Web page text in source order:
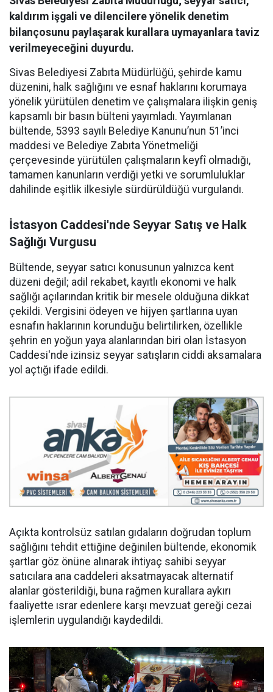
kaldırım işgali ve dilencilere yönelik denetim
bilançosunu paylaşarak kurallara uymayanlara taviz
verilmeyeceğini duyurdu.
Sivas Belediyesi Zabıta Müdürlüğü, şehirde kamu
düzenini, halk sağlığını ve esnaf haklarını korumaya
yönelik yürütülen denetim ve çalışmalara ilişkin geniş
kapsamlı bir basın bülteni yayımladı. Yayımlanan
bültende, 5393 sayılı Belediye Kanunu’nun 51’inci
maddesi ve Belediye Zabıta Yönetmeliği
çerçevesinde yürütülen çalışmaların keyfî olmadığı,
tamamen kanunların verdiği yetki ve sorumluluklar
dahilinde eşitlik ilkesiyle sürdürüldüğü vurgulandı.
İstasyon Caddesi'nde Seyyar Satış ve Halk
Sağlığı Vurgusu
Bültende, seyyar satıcı konusunun yalnızca kent
düzeni değil; adil rekabet, kayıtlı ekonomi ve halk
sağlığı açılarından kritik bir mesele olduğuna dikkat
çekildi. Vergisini ödeyen ve hijyen şartlarına uyan
esnafın haklarının korunduğu belirtilirken, özellikle
şehrin en yoğun yaya alanlarından biri olan İstasyon
Caddesi'nde izinsiz seyyar satışların ciddi aksamalara
yol açtığı ifade edildi.
Açıkta kontrolsüz satılan gıdaların doğrudan toplum
sağlığını tehdit ettiğine değinilen bültende, ekonomik
şartlar göz önüne alınarak ihtiyaç sahibi seyyar
satıcılara ana caddeleri aksatmayacak alternatif
alanlar gösterildiği, buna rağmen kurallara aykırı
faaliyette ısrar edenlere karşı mevzuat gereği cezai
işlemlerin uygulandığı kaydedildi.